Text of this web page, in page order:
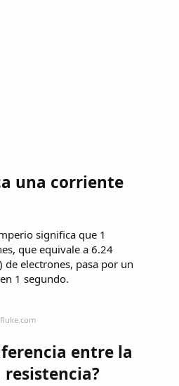
una corriente
significa que 1
que equivale a 6.24
) de electrones, pasa por un
1 segundo.
entre la